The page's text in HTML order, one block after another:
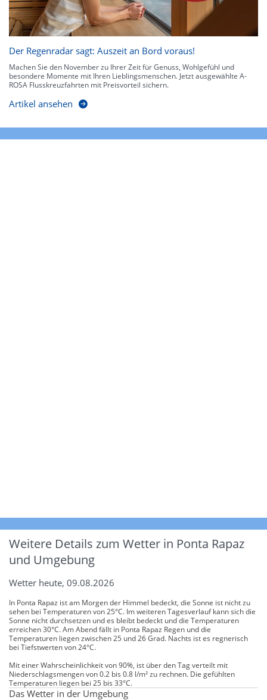
Der Regenradar sagt: Auszeit an Bord voraus!
Machen Sie den November zu Ihrer Zeit für Genuss, Wohlgefühl und
besondere Momente mit Ihren Lieblingsmenschen. Jetzt ausgewählte A-
ROSA Flusskreuzfahrten mit Preisvorteil sichern.
Artikel ansehen
Weitere Details zum Wetter in Ponta Rapaz
und Umgebung
Wetter heute, 09.08.2026
In Ponta Rapaz ist am Morgen der Himmel bedeckt, die Sonne ist nicht zu
sehen bei Temperaturen von 25°C. Im weiteren Tagesverlauf kann sich die
Sonne nicht durchsetzen und es bleibt bedeckt und die Temperaturen
erreichen 30°C. Am Abend fällt in Ponta Rapaz Regen und die
Temperaturen liegen zwischen 25 und 26 Grad. Nachts ist es regnerisch
bei Tiefstwerten von 24°C.
Mit einer Wahrscheinlichkeit von 90%, ist über den Tag verteilt mit
Niederschlagsmengen von 0.2 bis 0.8 l/m² zu rechnen. Die gefühlten
Temperaturen liegen bei 25 bis 33°C.
Das Wetter in der Umgebung